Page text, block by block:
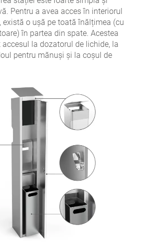
Pentru a avea acces în interiorul
există o ușă pe toată înălțimea (cu
în partea din spate. Acestea
accesul la dozatorul de lichide, la
pentru mănuși și la coșul de